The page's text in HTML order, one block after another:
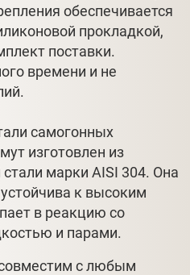
обеспечивается
прокладкой,
поставки.
времени и не
самогонных
изготовлен из
марки AISI 304. Она
к высоким
в реакцию со
и парами.
с любым